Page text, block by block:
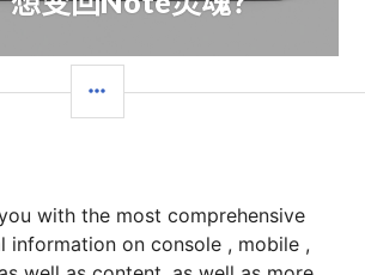
栏
with the most comprehensive
information on console , mobile ,